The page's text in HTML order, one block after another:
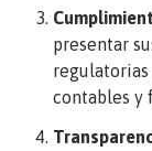
presentar
contables y